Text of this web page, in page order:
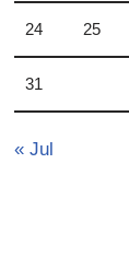
24 25
31
« Jul